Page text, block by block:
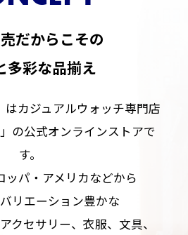
だからこその
多彩な品揃え
はカジュアルウォッチ専門店
の公式オンラインストアで
す。
ッパ・アメリカなどから
リエーション豊かな
クセサリー、衣服、文具、